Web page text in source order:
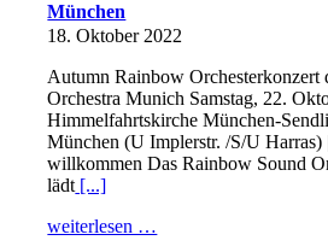
München
18. Oktober 2022
Autumn Rainbow Orchesterkonzert
Orchestra Munich Samstag, 22.
Himmelfahrtskirche München-
München (U Implerstr. /S/U Harras)
willkommen Das Rainbow Sound
lädt [...]
weiterlesen …